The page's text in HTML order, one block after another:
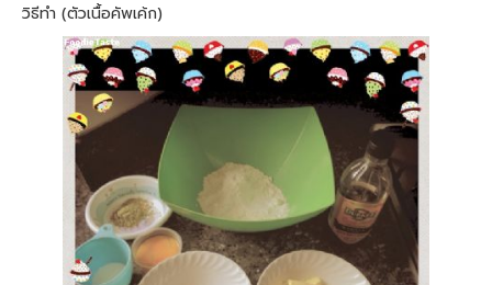
วิธีทำ (ตัวเนื้อคัพเค้ก)